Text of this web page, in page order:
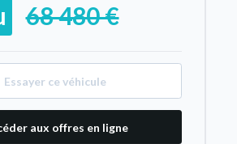
68 480 €
Essayer ce véhicule
aux offres en ligne